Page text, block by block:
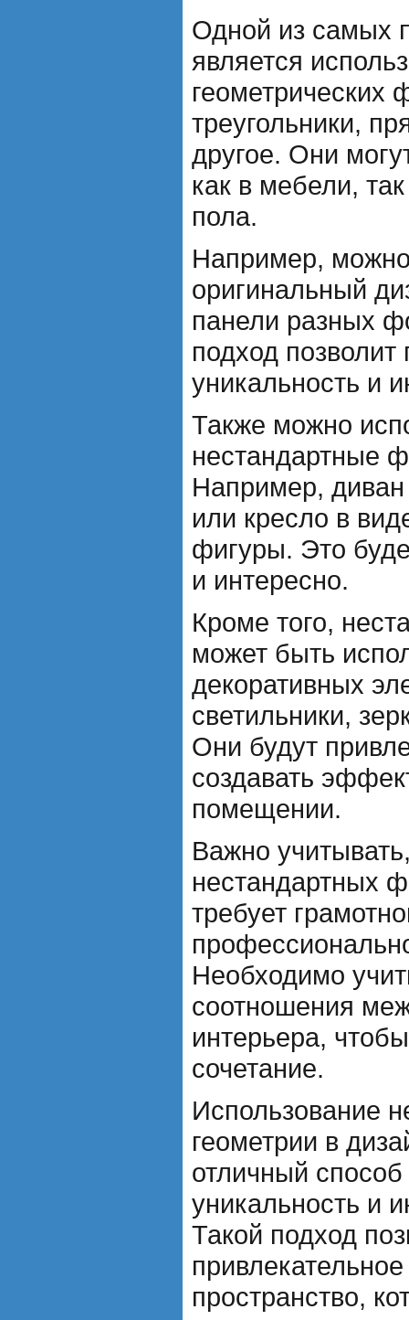
Одной из самых
является
геометрических
треугольники,
другое. Они
как в мебели,
пола.
Например, можно
оригинальный
панели разных
подход позволит
уникальность и
Также можно
нестандартные
Например,
или кресло в
фигуры. Это
и интересно.
Кроме того,
может быть
декоративных
светильники,
Они будут
создавать
помещении.
Важно
нестандартных
требует
Необходимо
соотношения
интерьера,
сочетание.
Использование
геометрии в
отличный
уникальность и
Такой подход
пространство,